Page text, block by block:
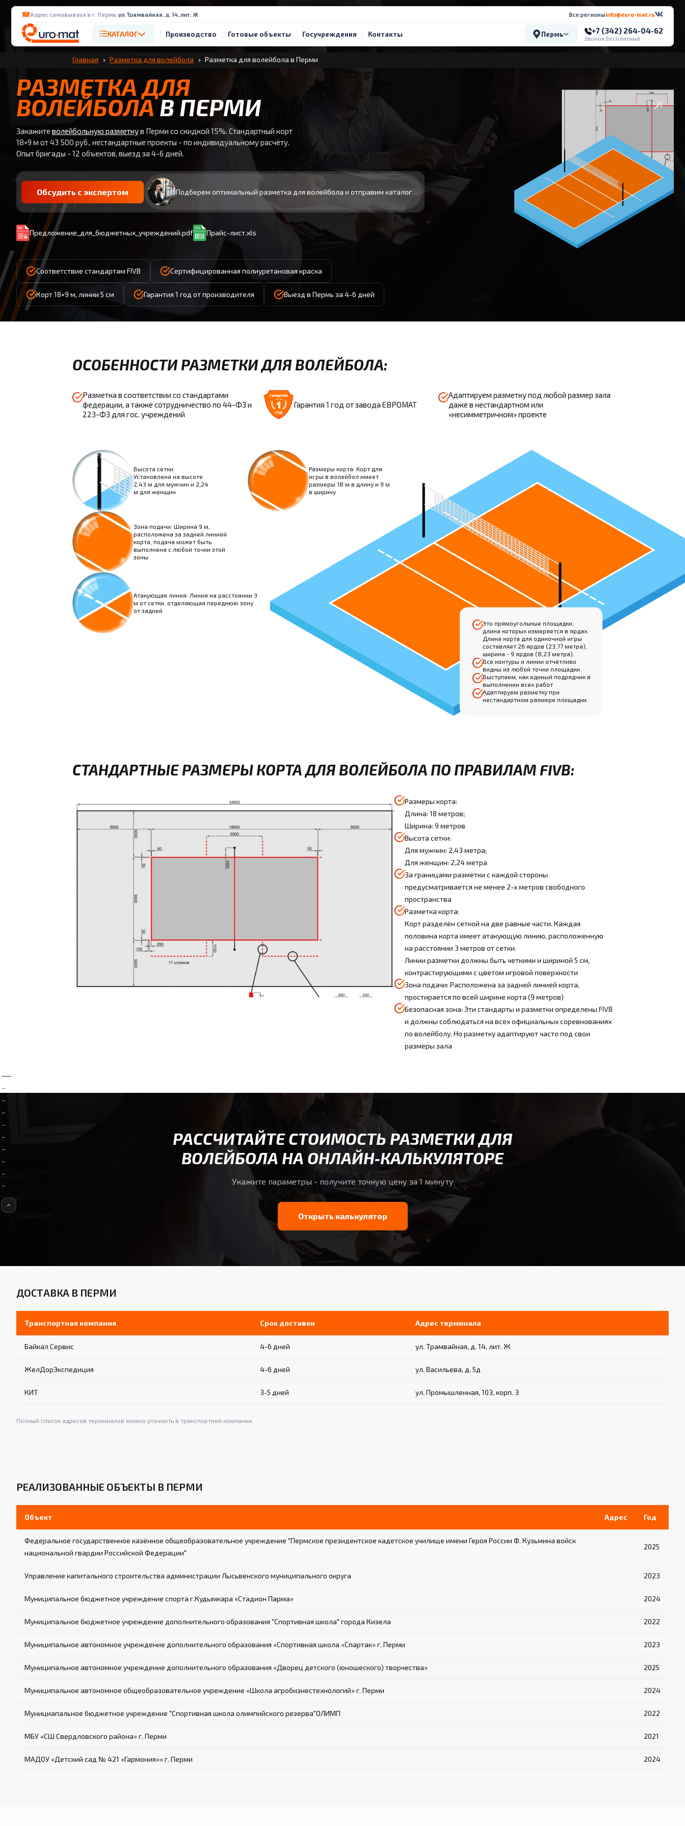
Адрес самовывоза в г. Пермь:ул. Трамвайная, д. 14, лит. Ж Все регионыinfo@euro-mat.ru
КАТАЛОГ Производство Готовые объекты Госучреждения Контакты Пермь +7 (342) 264-04-62
Звонок бесплатный
Главная Разметка для волейбола Разметка для волейбола в Перми
РАЗМЕТКА ДЛЯ
ВОЛЕЙБОЛАВ ПЕРМИ
Закажите волейбольную разметкув Перми со скидкой 15%. Стандартный корт
18×9 м от 43 500 руб., нестандартные проекты - по индивидуальному расчёту.
Опыт бригады - 12 объектов, выезд за 4-6 дней.
Обсудить с экспертом Подберем оптимальный разметка для волейбола и отправим каталог
Предложение_для_бюджетных_учреждений.pdf Прайс-лист.xls
Соответствие стандартам FIVB Сертифицированная полиуретановая краска
Корт 18×9 м, линии 5 см Гарантия 1 год от производителя Выезд в Пермь за 4-6 дней
ОСОБЕННОСТИ РАЗМЕТКИ ДЛЯ ВОЛЕЙБОЛА:
Разметка в соответствии со стандартами
федерации, а также сотрудничество по 44-ФЗ и
223-ФЗ для гос. учреждений
Гарантия 1 год от завода ЕВРОМАТ
Адаптируем разметку под любой размер зала
даже в нестандартном или
«несимметричном» проекте
Высота сетки:
Установлена на высоте
2,43 м для мужчин и 2,24
м для женщин
Размеры корта: Корт для
игры в волейбол имеет
размеры 18 м в длину и 9 м
в ширину
Зона подачи: Ширина 9 м,
расположена за задней линией
корта, подача может быть
выполнена с любой точки этой
зоны
Атакующая линия: Линия на расстоянии 3
м от сетки, отделяющая переднюю зону
от задней
Это прямоугольные площадки,
длина которых измеряется в ярдах.
Длина корта для одиночной игры
составляет 26 ярдов (23,77 метра),
ширина - 9 ярдов (8,23 метра).
Все контуры и линии отчётливо
видны из любой точки площадки.
Выступаем, как единый подрядчик в
выполнении всех работ
Адаптируем разметку при
нестандартном размере площадки.
СТАНДАРТНЫЕ РАЗМЕРЫ КОРТА ДЛЯ ВОЛЕЙБОЛА ПО ПРАВИЛАМ FIVB:
Размеры корта:
Длина: 18 метров;
Ширина: 9 метров
Высота сетки:
Для мужчин: 2,43 метра;
Для женщин: 2,24 метра
За границами разметки с каждой стороны
предусматривается не менее 2-х метров свободного
пространства
Разметка корта:
Корт разделён сеткой на две равные части. Каждая
половина корта имеет атакующую линию, расположенную
на расстоянии 3 метров от сетки.
Линии разметки должны быть четкими и шириной 5 см,
контрастирующими с цветом игровой поверхности
Зона подачи: Расположена за задней линией корта,
простирается по всей ширине корта (9 метров)
Безопасная зона: Эти стандарты и разметки определены FIVB
и должны соблюдаться на всех официальных соревнованиях
по волейболу. Но разметку адаптируют часто под свои
размеры зала
РАССЧИТАЙТЕ СТОИМОСТЬ РАЗМЕТКИ ДЛЯ
ВОЛЕЙБОЛА НА ОНЛАЙН‑КАЛЬКУЛЯТОРЕ
Укажите параметры - получите точную цену за 1 минуту
Открыть калькулятор
ДОСТАВКА В ПЕРМИ
Транспортная компания Срок доставки Адрес терминала
Байкал Сервис 4-6 дней ул. Трамвайная, д. 14, лит. Ж
ЖелДорЭкспедиция 4-6 дней ул. Васильева, д. 5д
КИТ 3-5 дней ул. Промышленная, 103, корп. 3
Полный список адресов терминалов можно уточнить в транспортной компании.
РЕАЛИЗОВАННЫЕ ОБЪЕКТЫ В ПЕРМИ
Объект Адрес Год
Федеральное государственное казённое общеобразовательное учреждение "Пермское президентское кадетское училище имени Героя России Ф. Кузьмина войск
национальной гвардии Российской Федерации"
2025
Управление капитального строительства администрации Лысьвенского муниципального округа 2023
Муниципальное бюджетное учреждение спорта г.Кудымкара «Стадион Парма» 2024
Муниципальное бюджетное учреждение дополнительного образования "Спортивная школа" города Кизела 2022
Муниципальное автономное учреждение дополнительного образования «Спортивная школа «Спартак» г. Перми 2023
Муниципальное автономное учреждение дополнительного образования «Дворец детского (юношеского) творчества» 2025
Муниципальное автономное общеобразовательное учреждение «Школа агробизнестехнологий» г. Перми 2024
Мунициапальное бюджетное учреждение "Спортивная школа олимпийского резерва"ОЛИМП 2022
МБУ «СШ Свердловского района» г. Перми 2021
МАДОУ «Детский сад № 421 «Гармония»» г. Перми 2024